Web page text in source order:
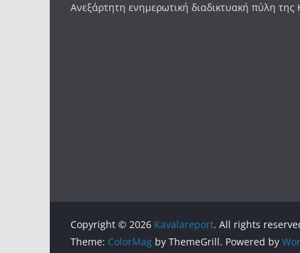
Ανεξάρτητη ενημερωτική διαδικτυακή πύλη
Copyright © 2026 Kavalareport. All rights
Theme: ColorMag by ThemeGrill. Powered by